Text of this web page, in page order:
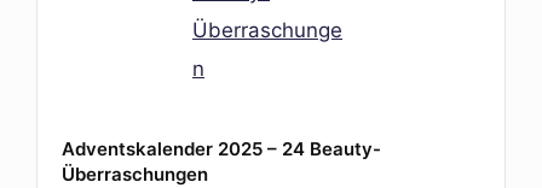
Adventskalender 2025 – 24 Beauty-
Überraschungen